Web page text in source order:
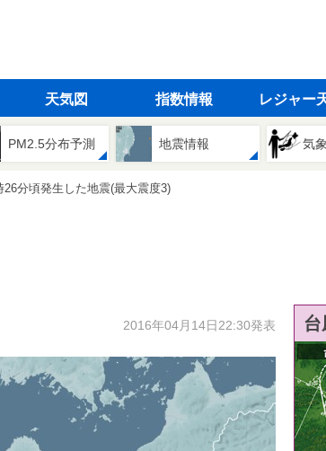
天気図 指数情報 レジャー
PM2.5分布予測 地震情報 気
26分頃発生した地震(最大震度3)
2016年04月14日22:30発表